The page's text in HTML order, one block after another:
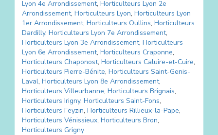
Lyon 4e Arrondissement, Horticulteurs Lyon 2e
Arrondissement, Horticulteurs Lyon, Horticulteurs Lyon
1er Arrondissement, Horticulteurs Oullins, Horticulteurs
Dardilly, Horticulteurs Lyon 7e Arrondissement,
Horticulteurs Lyon 3e Arrondissement, Horticulteurs
Lyon 6e Arrondissement, Horticulteurs Craponne,
Horticulteurs Chaponost, Horticulteurs Caluire-et-Cuire,
Horticulteurs Pierre-Bénite, Horticulteurs Saint-Genis-
Laval, Horticulteurs Lyon 8e Arrondissement,
Horticulteurs Villeurbanne, Horticulteurs Brignais,
Horticulteurs Irigny, Horticulteurs Saint-Fons,
Horticulteurs Feyzin, Horticulteurs Rillieux-la-Pape,
Horticulteurs Vénissieux, Horticulteurs Bron,
Horticulteurs Grigny